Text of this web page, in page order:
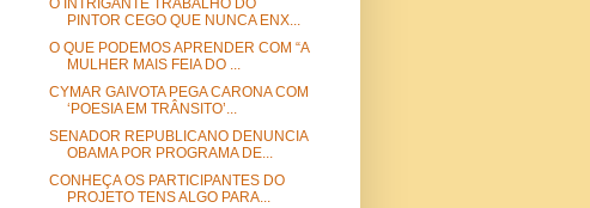
O INTRIGANTE TRABALHO DO
PINTOR CEGO QUE NUNCA ENX...
O QUE PODEMOS APRENDER COM “A
MULHER MAIS FEIA DO ...
CYMAR GAIVOTA PEGA CARONA COM
‘POESIA EM TRÂNSITO’...
SENADOR REPUBLICANO DENUNCIA
OBAMA POR PROGRAMA DE...
CONHEÇA OS PARTICIPANTES DO
PROJETO TENS ALGO PARA...